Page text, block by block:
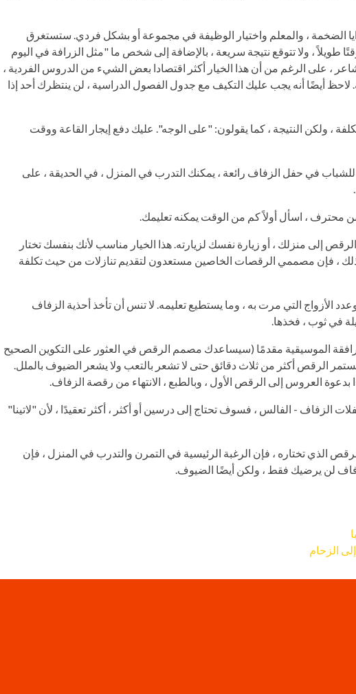
الضخمة ، والمعلم واختيار الوظيفة في مجموعة أو بشكل فردي. ستستغرق
طويلاً ، ولا تتوقع نتيجة سريعة ، بالإضافة إلى شخص ما "مثل الزرافة في اليوم
، على الرغم من أن هذا الخيار أكثر اقتصادا بعض الشيء من الدروس الفردية ،
أيضًا أنه يجب عليك التكيف مع جدول الفصول الدراسية ، لن ينتظرك أحد إذا
، ولكن النتيجة ، كما يقولون: "على الوجه". عليك دفع إيجار القاعة ووقت
للشباب في حفل الزفاف رائعة ، يمكنك التدرب في المنزل ، في الحديقة ، على
من محترف ، اسأل أولاً كم من الوقت يمكنه تعليمك.
إلى منزلك ، أو زيارة نفسك لزيارته. هذا الخيار مناسب لأنك بنفسك تختار
، فإن مصممي الرقصات الخاصين مستعدون لتقديم تنازلات من حيث تكلفة
الأزواج التي مرت به ، وما يستطيع تعليمه. لا تنس أن تأخذ أحذية الزفاف
في ثوب ، فخذها.
الموسيقية مقدمًا (سيساعدك مصمم الرقص في العثور على التكوين الصحيح
الرقص أكثر من ثلاث دقائق حتى لا تشعر بالتعب ولا يشعر الضيوف بالملل.
بدعوة العروس إلى الرقص الأول ، وبالطبع ، الانتهاء من رقصة الزفاف.
الزفاف - الفالس ، فسوف تحتاج إلى درسين أو أكثر ، أكثر تعقيدًا ، لأن "لاتينا"
الذي تختاره ، فإن الرغبة الرئيسية في التمرن والتدرب في المنزل ، فإن
لن يرضيك فقط ، ولكن أيضًا الضيوف.
الزحام